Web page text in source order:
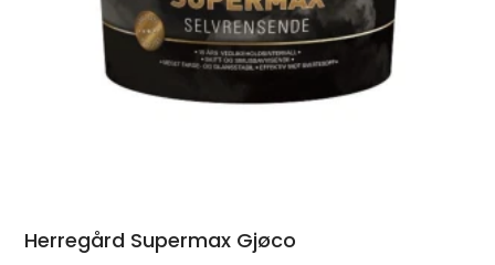
Herregård Supermax Gjøco